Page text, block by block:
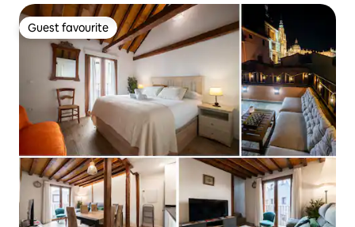
Guest favourite
Guest favourite